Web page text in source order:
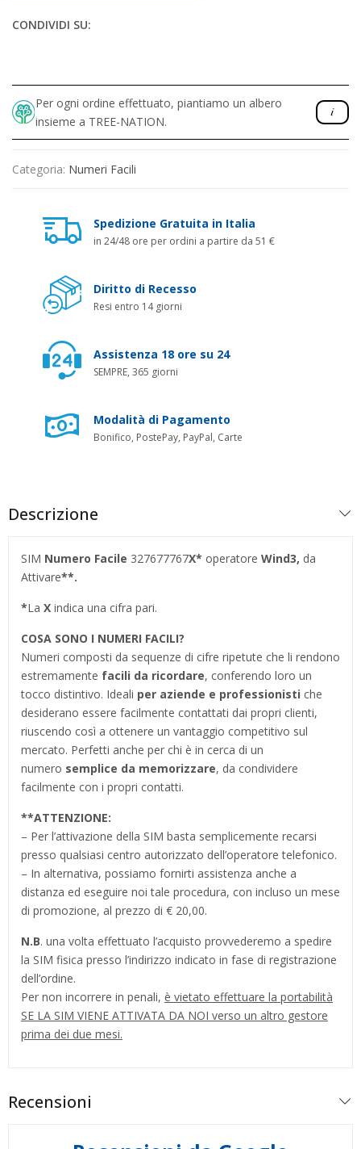
CONDIVIDI SU:
Per ogni ordine effettuato, piantiamo un albero
insieme a TREE-NATION.
Categoria: Numeri Facili
Spedizione Gratuita in Italia
in 24/48 ore per ordini a partire da 51 €
Diritto di Recesso
Resi entro 14 giorni
Assistenza 18 ore su 24
SEMPRE, 365 giorni
Modalità di Pagamento
Bonifico, PostePay, PayPal, Carte
Descrizione
SIM Numero Facile 327677767X* operatore Wind3, da
Attivare**.
*La X indica una cifra pari.
COSA SONO I NUMERI FACILI?
Numeri composti da sequenze di cifre ripetute che li rendono
estremamente facili da ricordare, conferendo loro un
tocco distintivo. Ideali per aziende e professionisti che
desiderano essere facilmente contattati dai propri clienti,
riuscendo così a ottenere un vantaggio competitivo sul
mercato. Perfetti anche per chi è in cerca di un
numero semplice da memorizzare, da condividere
facilmente con i propri contatti.
**ATTENZIONE:
– Per l’attivazione della SIM basta semplicemente recarsi
presso qualsiasi centro autorizzato dell’operatore telefonico.
– In alternativa, possiamo fornirti assistenza anche a
distanza ed eseguire noi tale procedura, con incluso un mese
di promozione, al prezzo di € 20,00.
N.B. una volta effettuato l’acquisto provvederemo a spedire
la SIM fisica presso l’indirizzo indicato in fase di registrazione
dell’ordine.
Per non incorrere in penali, è vietato effettuare la portabilità
SE LA SIM VIENE ATTIVATA DA NOI verso un altro gestore
prima dei due mesi.
Recensioni